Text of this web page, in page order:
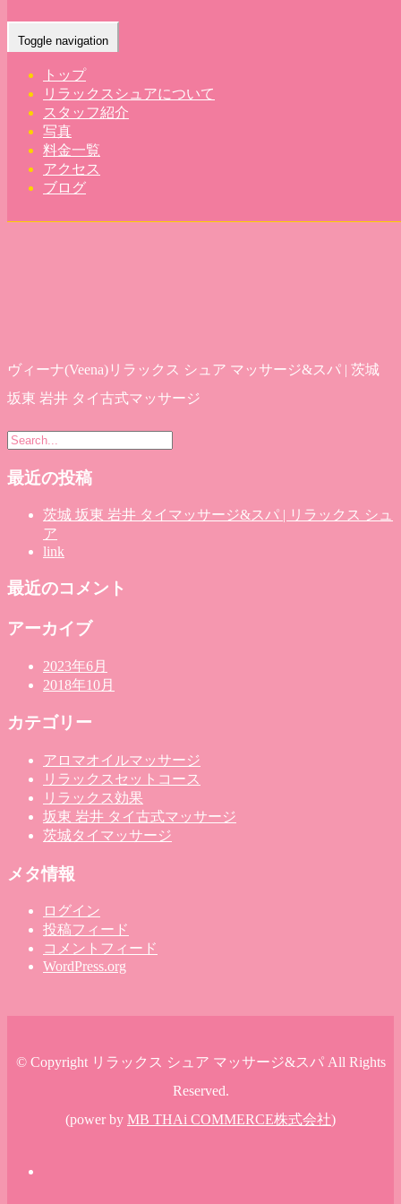
Toggle navigation
トップ
リラックスシュアについて
スタッフ紹介
写真
料金一覧
アクセス
ブログ
Home - ヴィー…
ヴィーナ(Veena)リラックス シュア マッサージ&スパ | 茨城
坂東 岩井 タイ古式マッサージ
最近の投稿
茨城 坂東 岩井 タイマッサージ&スパ | リラックス シュ
ア
link
最近のコメント
アーカイブ
2023年6月
2018年10月
カテゴリー
アロマオイルマッサージ
リラックスセットコース
リラックス効果
坂東 岩井 タイ古式マッサージ
茨城タイマッサージ
メタ情報
ログイン
投稿フィード
コメントフィード
WordPress.org
© Copyright リラックス シュア マッサージ&スパ All Rights
Reserved.
(power by MB THAi COMMERCE株式会社)